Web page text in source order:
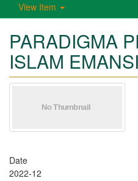
View Item
PARADIGMA
ISLAM
Date
2022-12